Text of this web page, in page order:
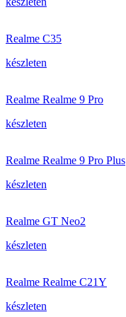
Realme C35
készleten
Realme Realme 9 Pro
készleten
Realme Realme 9 Pro Plus
készleten
Realme GT Neo2
készleten
Realme Realme C21Y
készleten